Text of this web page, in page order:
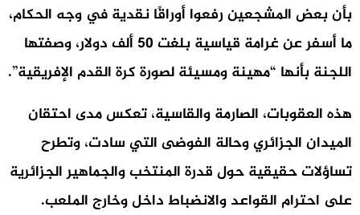
بأن بعض المشجعين رفعوا أوراقًا نقدية في وجه الحكام،
ما أسفر عن غرامة قياسية بلغت 50 ألف دولار، وصفتها
اللجنة بأنها “مهينة ومسيئة لصورة كرة القدم الإفريقية”.
هذه العقوبات، الصارمة والقاسية، تعكس مدى احتقان
الميدان الجزائري وحالة الفوضى التي سادت، وتطرح
تساؤلات حقيقية حول قدرة المنتخب والجماهير الجزائرية
على احترام القواعد والانضباط داخل وخارج الملعب.